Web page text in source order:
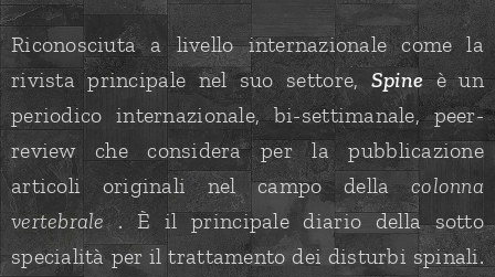
Riconosciuta a livello internazionale come la
rivista principale nel suo settore, Spine è un
periodico internazionale, bi-settimanale, peer-
review che considera per la pubblicazione
articoli originali nel campo dellacolonna
vertebrale. È il principale diario della sotto
specialità per il trattamento dei disturbi spinali.